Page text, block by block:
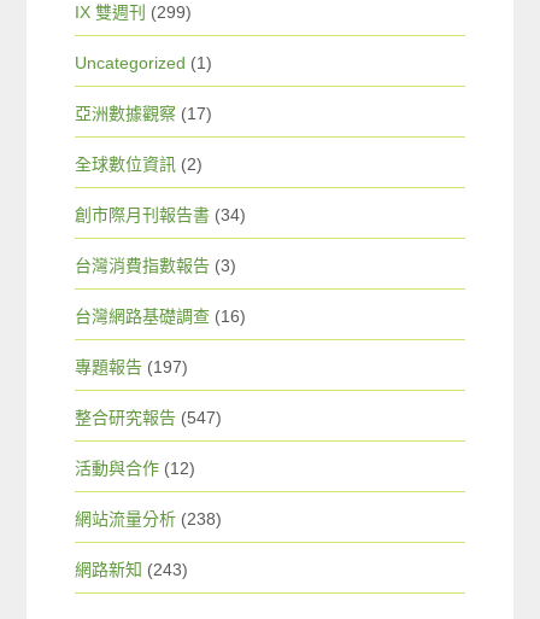
IX 雙週刊 (299)
Uncategorized (1)
亞洲數據觀察 (17)
全球數位資訊 (2)
創市際月刊報告書 (34)
台灣消費指數報告 (3)
台灣網路基礎調查 (16)
專題報告 (197)
整合研究報告 (547)
活動與合作 (12)
網站流量分析 (238)
網路新知 (243)